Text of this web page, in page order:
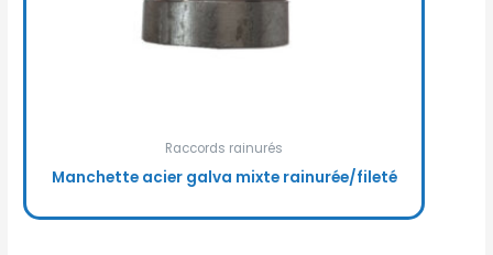
Raccords rainurés
Manchette acier galva mixte rainurée/fileté